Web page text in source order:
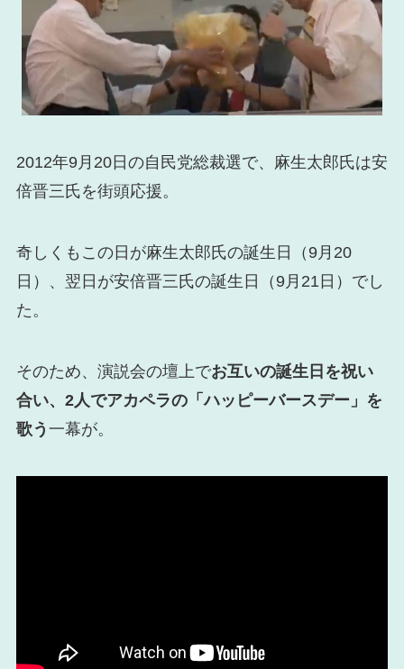
2012年9月20日の自民党総裁選で、麻生太郎氏は安
倍晋三氏を街頭応援。
奇しくもこの日が麻生太郎氏の誕生日（9月20
日）、翌日が安倍晋三氏の誕生日（9月21日）でし
た。
そのため、演説会の壇上でお互いの誕生日を祝い
合い、2人でアカペラの「ハッピーバースデー」を
歌う 一幕が。